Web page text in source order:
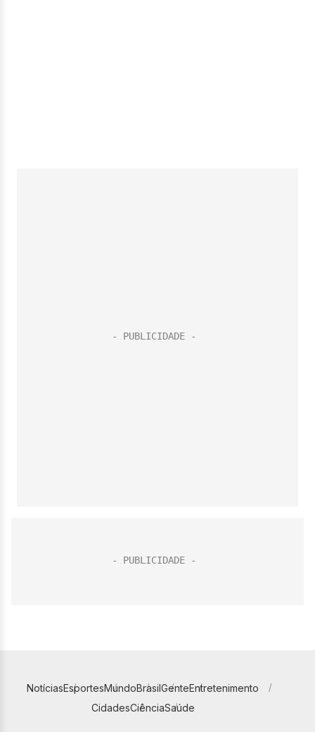
NotíciasEsportesMundoBrasilGenteEntretenimento
CidadesCiênciaSaúde